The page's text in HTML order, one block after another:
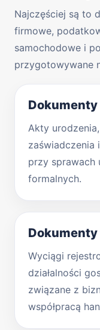
Najczęściej są to
firmowe,
samochodowe i
przygotowywane
Akty
zaświadczenia
przy sprawach
formalnych.
Wyciągi
działalności
związane z
współpracą